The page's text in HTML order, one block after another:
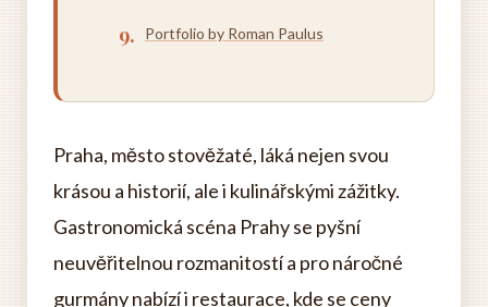
Portfolio by Roman Paulus
Praha, město stověžaté, láká nejen svou
krásou a historií, ale i kulinářskými zážitky.
Gastronomická scéna Prahy se pyšní
neuvěřitelnou rozmanitostí a pro náročné
gurmány nabízí i restaurace, kde se ceny